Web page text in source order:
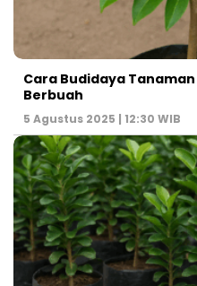
Cara Budidaya
Berbuah
5 Agustus 2025 | 12:30 WIB